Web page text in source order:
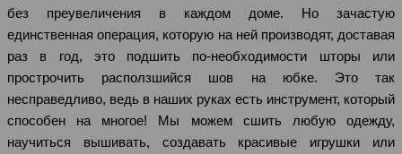
без преувеличения в каждом доме. Но зачастую
единственная операция, которую на ней производят, доставая
раз в год, это подшить по-необходимости шторы или
прострочить расползшийся шов на юбке. Это так
несправедливо, ведь в наших руках есть инструмент, который
способен на многое! Мы можем сшить любую одежду,
научиться вышивать, создавать красивые игрушки или